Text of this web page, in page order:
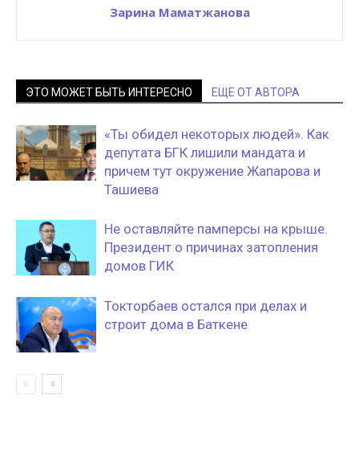
Зарина Маматжанова
ЭТО МОЖЕТ БЫТЬ ИНТЕРЕСНО ЕЩЕ ОТ АВТОРА
«Ты обидел некоторых людей». Как
депутата БГК лишили мандата и
причем тут окружение Жапарова и
Ташиева
Не оставляйте памперсы на крыше.
Президент о причинах затопления
домов ГИК
Токторбаев остался при делах и
строит дома в Баткене